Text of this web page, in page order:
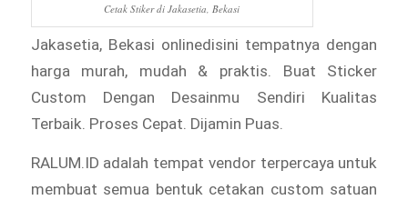
Cetak Stiker di Jakasetia, Bekasi
Jakasetia, Bekasi onlinedisini tempatnya dengan
harga murah, mudah & praktis. Buat Sticker
Custom Dengan Desainmu Sendiri Kualitas
Terbaik. Proses Cepat. Dijamin Puas.
RALUM.ID adalah tempat vendor terpercaya untuk
membuat semua bentuk cetakan custom satuan